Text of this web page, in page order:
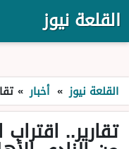
القلعة نيوز
القلعة نيوز » أخبار »
تقارير..